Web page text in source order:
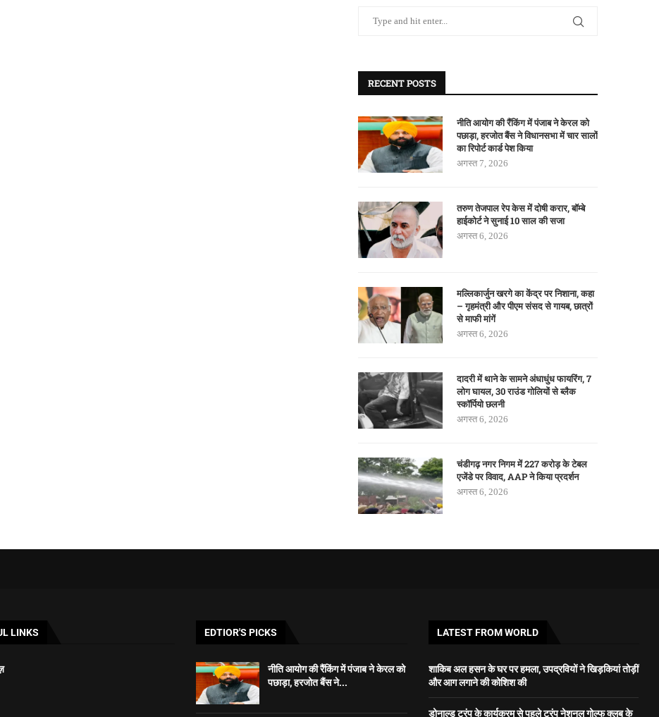
RECENT POSTS
नीति आयोग की रैंकिंग में पंजाब ने केरल को
पछाड़ा, हरजोत बैंस ने विधानसभा में चार सालों
का रिपोर्ट कार्ड पेश किया
अगस्त 7, 2026
तरुण तेजपाल रेप केस में दोषी करार, बॉम्बे
हाईकोर्ट ने सुनाई 10 साल की सजा
अगस्त 6, 2026
मल्लिकार्जुन खरगे का केंद्र पर निशाना, कहा
– गृहमंत्री और पीएम संसद से गायब, छात्रों
से माफी मांगें
अगस्त 6, 2026
दादरी में थाने के सामने अंधाधुंध फायरिंग, 7
लोग घायल, 30 राउंड गोलियों से ब्लैक
स्कॉर्पियो छलनी
अगस्त 6, 2026
चंडीगढ़ नगर निगम में 227 करोड़ के टेबल
एजेंडे पर विवाद, AAP ने किया प्रदर्शन
अगस्त 6, 2026
LINKS EDTIOR'S PICKS
नीति आयोग की रैंकिंग में पंजाब ने केरल को
पछाड़ा, हरजोत बैंस ने...
LATEST FROM WORLD
शाकिब अल हसन के घर पर हमला, उपद्रवियों ने खिड़कियां तोड़ीं
और आग लगाने की कोशिश की
डोनाल्ड ट्रंप के कार्यक्रम से पहले ट्रंप नेशनल गोल्फ क्लब के